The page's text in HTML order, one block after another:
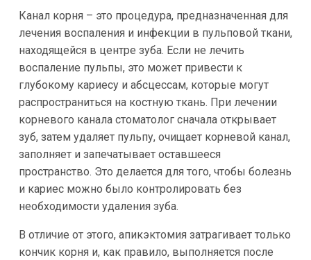
Канал корня – это процедура, предназначенная для
лечения воспаления и инфекции в пульповой ткани,
находящейся в центре зуба. Если не лечить
воспаление пульпы, это может привести к
глубокому кариесу и абсцессам, которые могут
распространиться на костную ткань. При лечении
корневого канала стоматолог сначала открывает
зуб, затем удаляет пульпу, очищает корневой канал,
заполняет и запечатывает оставшееся
пространство. Это делается для того, чтобы болезнь
и кариес можно было контролировать без
необходимости удаления зуба.
В отличие от этого, апикэктомия затрагивает только
кончик корня и, как правило, выполняется после